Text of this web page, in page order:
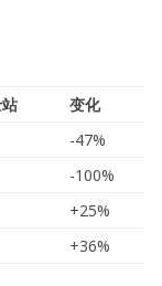
变化
-47%
-100%
+25%
+36%